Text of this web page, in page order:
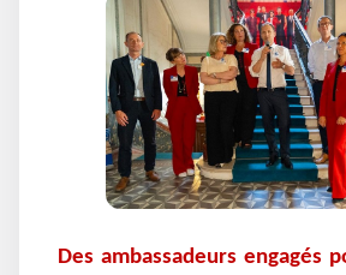
Des ambassadeurs engagés